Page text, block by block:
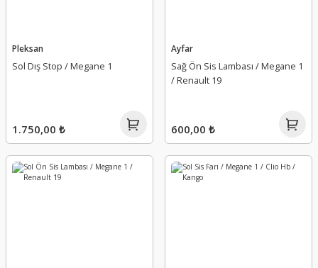
Pleksan
Sol Dış Stop / Megane 1
1.750,00 ₺
Ayfar
Sağ Ön Sis Lambası / Megane 1
/ Renault 19
600,00 ₺